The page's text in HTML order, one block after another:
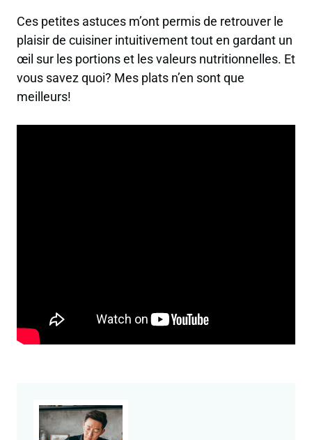
Ces petites astuces m’ont permis de retrouver le
plaisir de cuisiner intuitivement tout en gardant un
œil sur les portions et les valeurs nutritionnelles. Et
vous savez quoi? Mes plats n’en sont que
meilleurs!